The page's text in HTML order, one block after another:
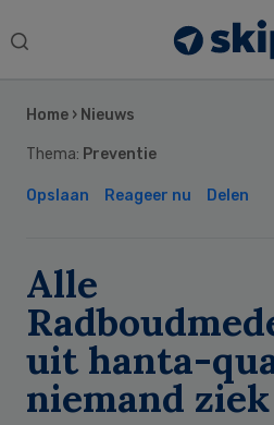
Search
Home › Nieuws
Thema: Preventie
Opslaan Reageer nu Delen
Alle
uit hanta-
niemand ziek
Sidebar